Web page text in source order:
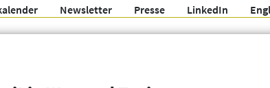
Newsletter Presse LinkedIn